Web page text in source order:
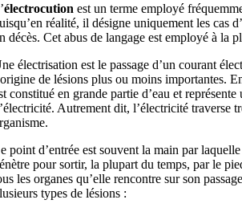
électrocution est un terme employé
réalité, il désigne uniquement les cas
décès. Cet abus de langage est employé à la
électrisation est le passage d’un courant
de lésions plus ou moins importantes.
constitué en grande partie d’eau et
Autrement dit, l’électricité traverse
point d’entrée est souvent la main par
pour sortir, la plupart du temps, par le
les organes qu’elle rencontre sur son
types de lésions :